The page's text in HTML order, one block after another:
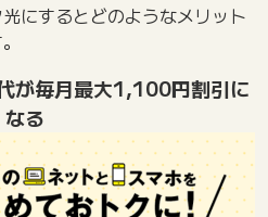
にするとどのようなメリット
が毎月最大1,100円割引に
なる